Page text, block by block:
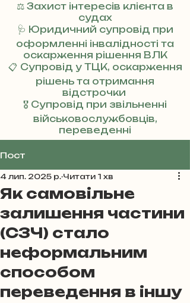
⚖️ Захист інтересів клієнта в
судах
🩺 Юридичний супровід при
оформленні інвалідності та
оскарження рішення ВЛК
📋 Супровід у ТЦК, оскарження
рішень та отримання
відстрочки
🎖 Супровід при звільненні
військовослужбовців,
переведенні
Реклама
Пост
Як самовільне
залишення частини
(СЗЧ) стало
неформальним
способом
переведення в іншу
4 лип. 2025 р. Читати 1 хв